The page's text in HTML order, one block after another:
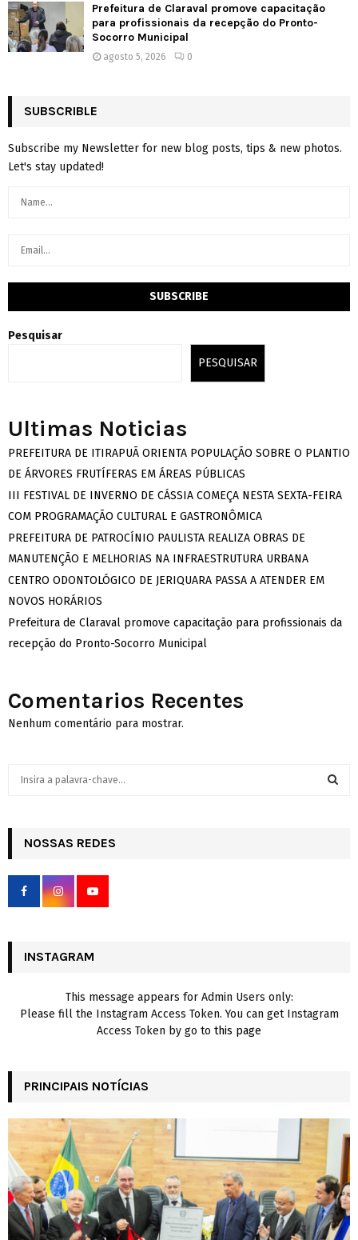
Prefeitura de Claraval promove capacitação
para profissionais da recepção do Pronto-
Socorro Municipal
agosto 5, 2026 0
SUBSCRIBLE
Subscribe my Newsletter for new blog posts, tips & new photos.
Let's stay updated!
Pesquisar
PESQUISAR
Ultimas Noticias
PREFEITURA DE ITIRAPUÃ ORIENTA POPULAÇÃO SOBRE O PLANTIO
DE ÁRVORES FRUTÍFERAS EM ÁREAS PÚBLICAS
III FESTIVAL DE INVERNO DE CÁSSIA COMEÇA NESTA SEXTA-FEIRA
COM PROGRAMAÇÃO CULTURAL E GASTRONÔMICA
PREFEITURA DE PATROCÍNIO PAULISTA REALIZA OBRAS DE
MANUTENÇÃO E MELHORIAS NA INFRAESTRUTURA URBANA
CENTRO ODONTOLÓGICO DE JERIQUARA PASSA A ATENDER EM
NOVOS HORÁRIOS
Prefeitura de Claraval promove capacitação para profissionais da
recepção do Pronto-Socorro Municipal
Comentarios Recentes
Nenhum comentário para mostrar.
h
f
r
NOSSAS REDES
INSTAGRAM
This message appears for Admin Users only:
Please fill the Instagram Access Token. You can get Instagram
Access Token by go to this page
PRINCIPAIS NOTÍCIAS